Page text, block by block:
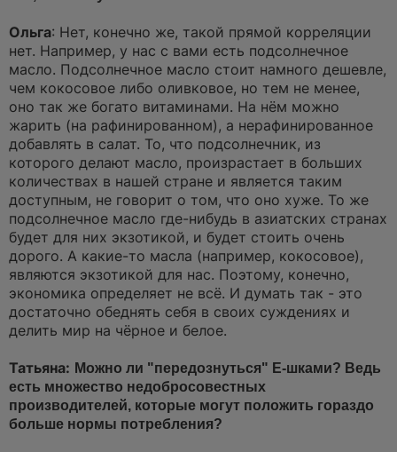
Ольга: Нет, конечно же, такой прямой корреляции
нет. Например, у нас с вами есть подсолнечное
масло. Подсолнечное масло стоит намного дешевле,
чем кокосовое либо оливковое, но тем не менее,
оно так же богато витаминами. На нём можно
жарить (на рафинированном), а нерафинированное
добавлять в салат. То, что подсолнечник, из
которого делают масло, произрастает в больших
количествах в нашей стране и является таким
доступным, не говорит о том, что оно хуже. То же
подсолнечное масло где-нибудь в азиатских странах
будет для них экзотикой, и будет стоить очень
дорого. А какие-то масла (например, кокосовое),
являются экзотикой для нас. Поэтому, конечно,
экономика определяет не всё. И думать так - это
достаточно обеднять себя в своих суждениях и
делить мир на чёрное и белое.
Татьяна: Можно ли "передознуться" Е-шками? Ведь
есть множество недобросовестных
производителей, которые могут положить гораздо
больше нормы потребления?